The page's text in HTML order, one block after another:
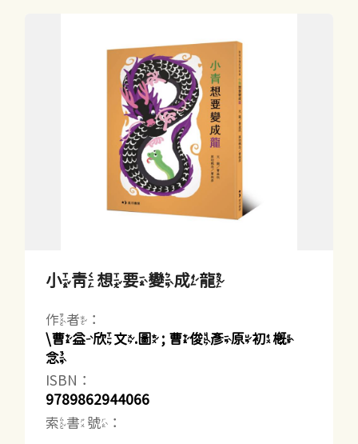
小青想要變成龍
作者：
\曹益欣文.圖 ; 曹俊彥原初概
念
ISBN：
9789862944066
索書號：